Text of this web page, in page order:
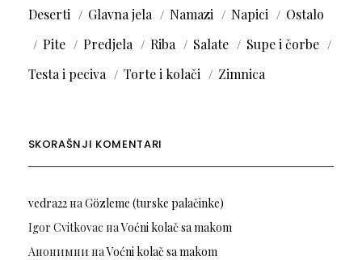
Deserti Glavna jela Namazi Napici
Ostalo
Pite
Predjela Riba Salate
Supe i čorbe
Testa i peciva
Torte i kolači Zimnica
SKORAŠNJI KOMENTARI
vedra22на Gözleme (turske palačinke)
Igor Cvitkovac наVoćni kolač sa makom
Анонимни наVoćni kolač sa makom